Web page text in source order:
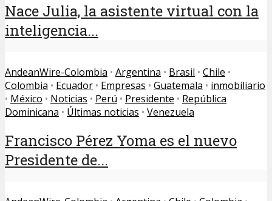
Nace Julia, la asistente virtual con la
inteligencia...
AndeanWire-Colombia • Argentina • Brasil • Chile •
Colombia • Ecuador • Empresas • Guatemala • inmobiliario
• México • Noticias • Perú • Presidente • República
Dominicana • Últimas noticias • Venezuela
Francisco Pérez Yoma es el nuevo
Presidente de...